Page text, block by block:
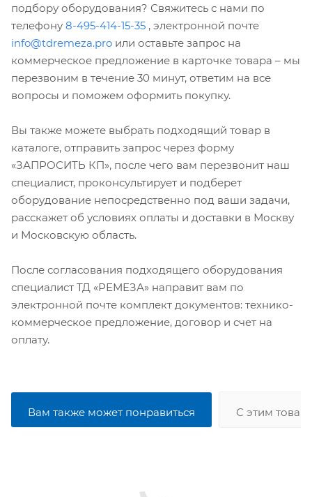
подбору оборудования? Свяжитесь с нами по
телефону 8-495-414-15-35 , электронной почте
info@tdremeza.pro или оставьте запрос на
коммерческое предложение в карточке товара – мы
перезвоним в течение 30 минут, ответим на все
вопросы и поможем оформить покупку.
Вы также можете выбрать подходящий товар в
каталоге, отправить запрос через форму
«ЗАПРОСИТЬ КП», после чего вам перезвонит наш
специалист, проконсультирует и подберет
оборудование непосредственно под ваши задачи,
расскажет об условиях оплаты и доставки в Москву
и Московскую область.
После согласования подходящего оборудования
специалист ТД «РЕМЕЗА» направит вам по
электронной почте комплект документов: технико-
коммерческое предложение, договор и счет на
оплату.
Вам также может понравиться С этим